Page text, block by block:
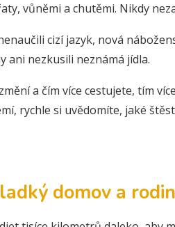
vůněmi a chutěmi. Nikdy
cizí jazyk, nová
ani nezkusili neznámá jídla.
a čím více cestujete, tím
rychle si uvědomíte, jaké
domov a